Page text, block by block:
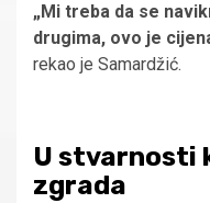
„Mi treba da se
drugima, ovo je
rekao je Samardžić.
U stvarnosti
zgrada